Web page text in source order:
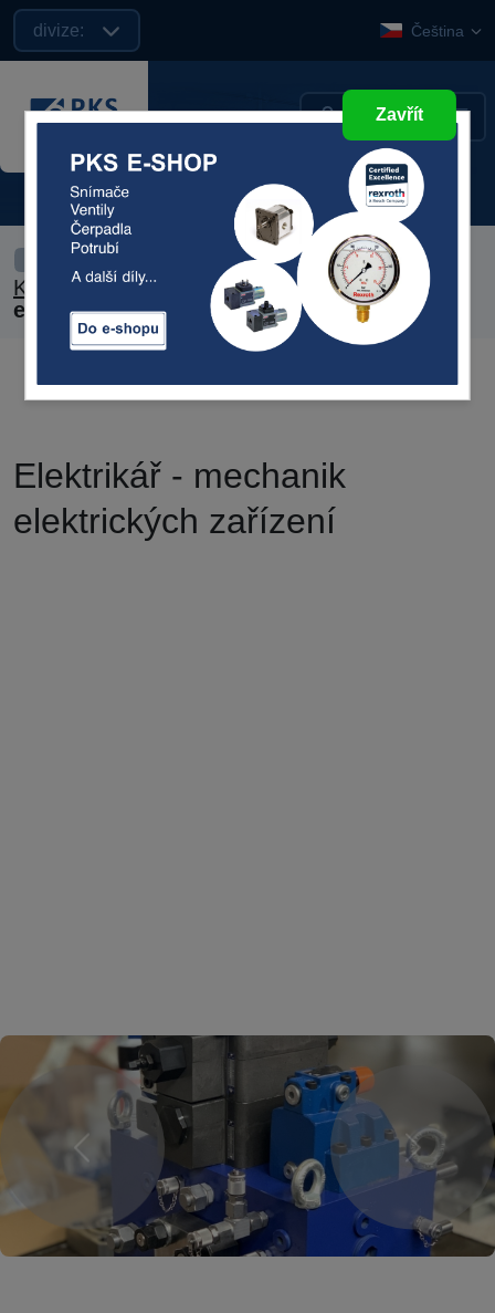
divize: Čeština
Kariéra ›
Elektrikář - mechanik
elektrických zařízení
Elektrikář - mechanik
elektrických zařízení
Previous Next
Zavřít